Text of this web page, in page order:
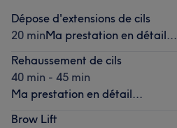
Dépose d'extensions de cils
20 minMa prestation en détail...
Rehaussement de cils
40 min - 45 min
Ma prestation en détail...
Brow Lift